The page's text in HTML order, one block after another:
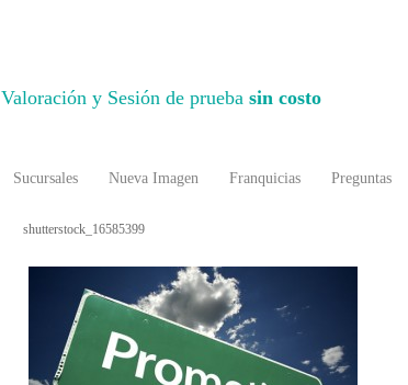
Sucursales Nueva Imagen Franquicias Preguntas
Valoración y Sesión de prueba sin costo
shutterstock_16585399